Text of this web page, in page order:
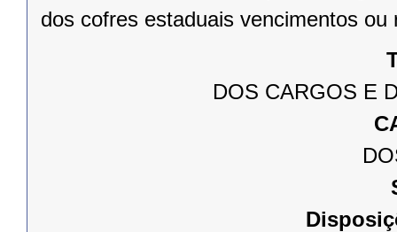
dos cofres estaduais vencimentos
DOS CARGOS E